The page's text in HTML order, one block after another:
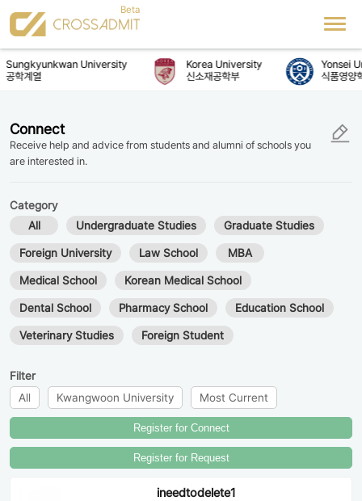
Sungkyunkwan University
공학계열
Korea University
신소재공학부
Yonsei
식품영양
Connect
Receive help and advice from students and alumni of schools you
are interested in.
Category
All
Undergraduate Studies Graduate Studies
Foreign University Law School MBA
Medical School Korean Medical School
Dental School Pharmacy School Education School
Veterinary Studies Foreign Student
Filter
All
Kwangwoon University Most Current
Register for Connect
Register for Request
ineedtodelete1